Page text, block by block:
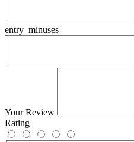
entry_minuses
Your Review
Rating